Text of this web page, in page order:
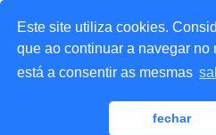
Este site utiliza cookies.
que ao continuar a navegar no
está a consentir as mesmas
fechar